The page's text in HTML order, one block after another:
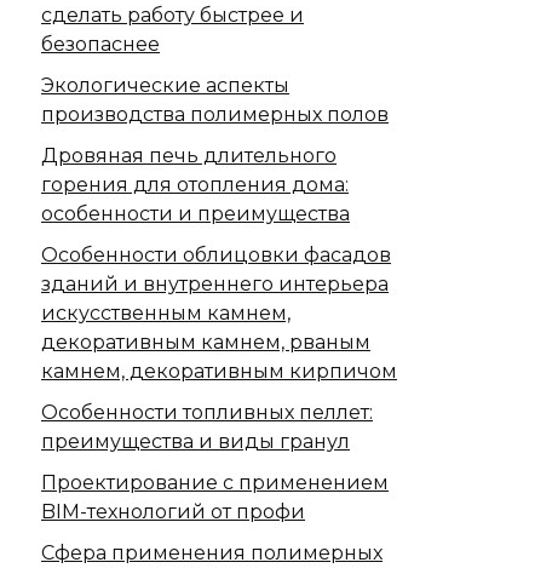
сделать работу быстрее и
безопаснее
Экологические аспекты
производства полимерных полов
Дровяная печь длительного
горения для отопления дома:
особенности и преимущества
Особенности облицовки фасадов
зданий и внутреннего интерьера
искусственным камнем,
декоративным камнем, рваным
камнем, декоративным кирпичом
Особенности топливных пеллет:
преимущества и виды гранул
Проектирование с применением
BIM-технологий от профи
Сфера применения полимерных